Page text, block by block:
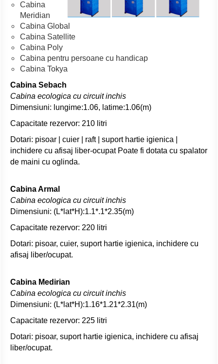
Cabina
Meridian
Cabina Global
Cabina Satellite
Cabina Poly
Cabina pentru persoane cu handicap
Cabina Tokya
Cabina Sebach
Cabina ecologica cu circuit inchis
Dimensiuni: lungime:1.06, latime:1.06(m)
Capacitate rezervor: 210 litri
Dotari: pisoar | cuier | raft | suport hartie igienica |
inchidere cu afisaj liber-ocupat Poate fi dotata cu spalator
de maini cu oglinda.
Cabina Armal
Cabina ecologica cu circuit inchis
Dimensiuni: (L*lat*H):1.1*.1*2.35(m)
Capacitate rezervor: 220 litri
Dotari: pisoar, cuier, suport hartie igienica, inchidere cu
afisaj liber/ocupat.
Cabina Medirian
Cabina ecologica cu circuit inchis
Dimensiuni: (L*lat*H):1.16*1.21*2.31(m)
Capacitate rezervor: 225 litri
Dotari: pisoar, suport hartie igienica, inchidere cu afisaj
liber/ocupat.